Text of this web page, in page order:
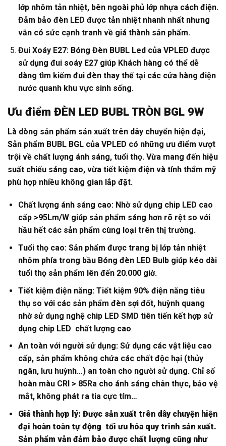
lớp nhôm tản nhiệt, bên ngoài phủ lớp nhựa cách điện.
Đảm bảo đèn LED được tản nhiệt nhanh nhất nhưng
vẫn có sức cạnh tranh về giá thành sản phẩm.
Đui Xoáy E27: Bóng Đèn BUBL Led của VPLED được
sử dụng đui soáy E27 giúp Khách hàng có thể dễ
dàng tìm kiếm đui đèn thay thế tại các cửa hàng điện
nước quanh khu vực sinh sống.
Ưu điểm ĐÈN LED BUBL TRÒN BGL 9W
Là dòng sản phẩm sản xuất trên dây chuyển hiện đại,
Sản phẩm BUBL BGL của VPLED có những ưu điểm vượt
trội về chất lượng ánh sáng, tuổi thọ. Vừa mang đến hiệu
suất chiếu sáng cao, vừa tiết kiệm điện và tính thẩm mỹ
phù hợp nhiều không gian lắp đặt.
Chất lượng ánh sáng cao: Nhờ sử dụng chip LED cao
cấp >95Lm/W giúp sản phẩm sáng hơn rõ rệt so với
hầu hết các sản phẩm cùng loại trên thị trường.
Tuổi thọ cao: Sản phẩm được trang bị lớp tản nhiệt
nhôm phía trong bầu Bóng đèn LED Bulb giúp kéo dài
tuổi thọ sản phẩm lên đến 20.000 giờ.
Tiết kiệm điện năng: Tiết kiệm 90% điện năng tiêu
thụ so với các sản phẩm đèn sợi đốt, huỳnh quang
nhờ sử dụng nghệ chip LED SMD tiên tiến kết hợp sử
dụng chip LED chất lượng cao
An toàn với người sử dụng: Sử dụng các vật liệu cao
cấp, sản phẩm không chứa các chất độc hại (thủy
ngân, lưu huỳnh…) an toàn cho người sử dụng. Chỉ số
hoàn màu CRI > 85Ra cho ánh sáng chân thực, bảo vệ
mắt, không phát ra tia cực tím…
Giá thành hợp lý: Được sản xuất trên dây chuyện hiện
đại hoàn toàn tự động tối ưu hóa quy trình sản xuất.
Sản phẩm vẫn đảm bảo được chất lượng cũng như